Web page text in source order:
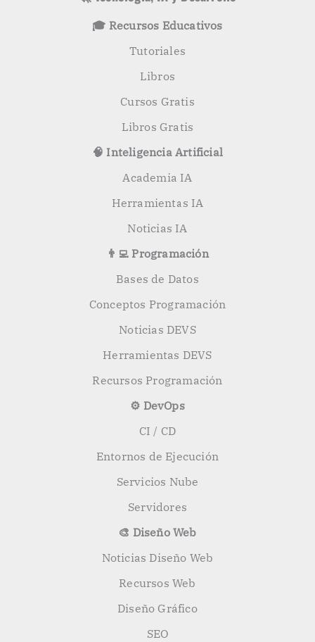
🎓 Recursos Educativos
Tutoriales
Libros
Cursos Gratis
Libros Gratis
🧠 Inteligencia Artificial
Academia IA
Herramientas IA
Noticias IA
👨‍💻 Programación
Bases de Datos
Conceptos Programación
Noticias DEVS
Herramientas DEVS
Recursos Programación
⚙️ DevOps
CI / CD
Entornos de Ejecución
Servicios Nube
Servidores
🎨 Diseño Web
Noticias Diseño Web
Recursos Web
Diseño Gráfico
SEO